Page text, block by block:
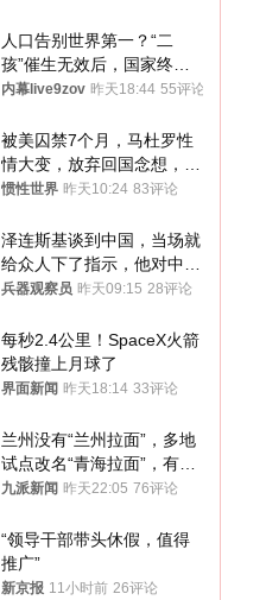
人口告别世界第一？“二
孩”催生无效后，国家终于
向住房出手了！
内幕live9zov 昨天18:44 55评论
被美囚禁7个月，马杜罗性
情大变，放弃回国念想，最
后嘱托已公开
惯性世界 昨天10:24 83评论
泽连斯基谈到中国，当场就
给众人下了指示，他对中国
和中乌关系，显然又有了新
兵器观察员 昨天09:15 28评论
每秒2.4公里！SpaceX火箭
残骸撞上月球了
界面新闻 昨天18:14 33评论
兰州没有“兰州拉面”，多地
试点改名“青海拉面”，有商
家改名已两年
九派新闻 昨天22:05 76评论
“领导干部带头休假，值得
推广”
新京报 11小时前 26评论